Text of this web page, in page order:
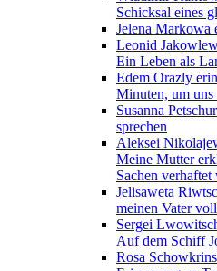
Schicksal eines
Jelena Markowa
Leonid
Ein Leben als
Edem Orazly
Minuten, um uns
Susanna
sprechen
Aleksei
Meine Mutter
Sachen verhaftet
Jelisaweta
meinen Vater
Sergei
Auf dem Schiff
Rosa